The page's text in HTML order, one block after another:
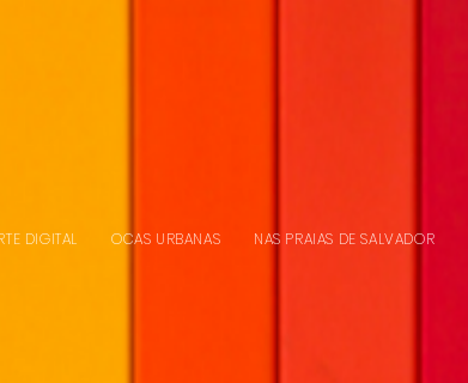
DIGITAL OCAS URBANAS NAS PRAIAS DE SALVADOR